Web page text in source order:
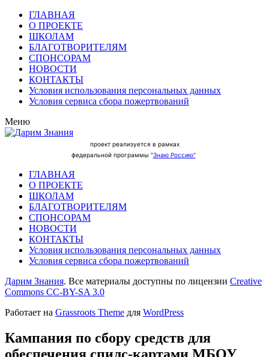
ГЛАВНАЯ
О ПРОЕКТЕ
ШКОЛАМ
БЛАГОТВОРИТЕЛЯМ
СПОНСОРАМ
НОВОСТИ
КОНТАКТЫ
Условия использования персональных данных
Условия сервиса сбора пожертвований
Меню
проект реализуется в рамках
федеральной программы "Знаю Россию"
ГЛАВНАЯ
О ПРОЕКТЕ
ШКОЛАМ
БЛАГОТВОРИТЕЛЯМ
СПОНСОРАМ
НОВОСТИ
КОНТАКТЫ
Условия использования персональных данных
Условия сервиса сбора пожертвований
Дарим Знания. Все материалы доступны по лицензии Creative
Commons СС-BY-SA 3.0
Работает на Grassroots Theme для WordPress
Кампания по сбору средств для